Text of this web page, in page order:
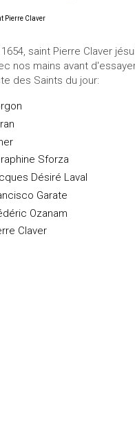
Pierre Claver
1654, saint Pierre Claver
nos mains avant
des Saints du jour:
Sforza
Désiré Laval
Garate
Ozanam
Claver